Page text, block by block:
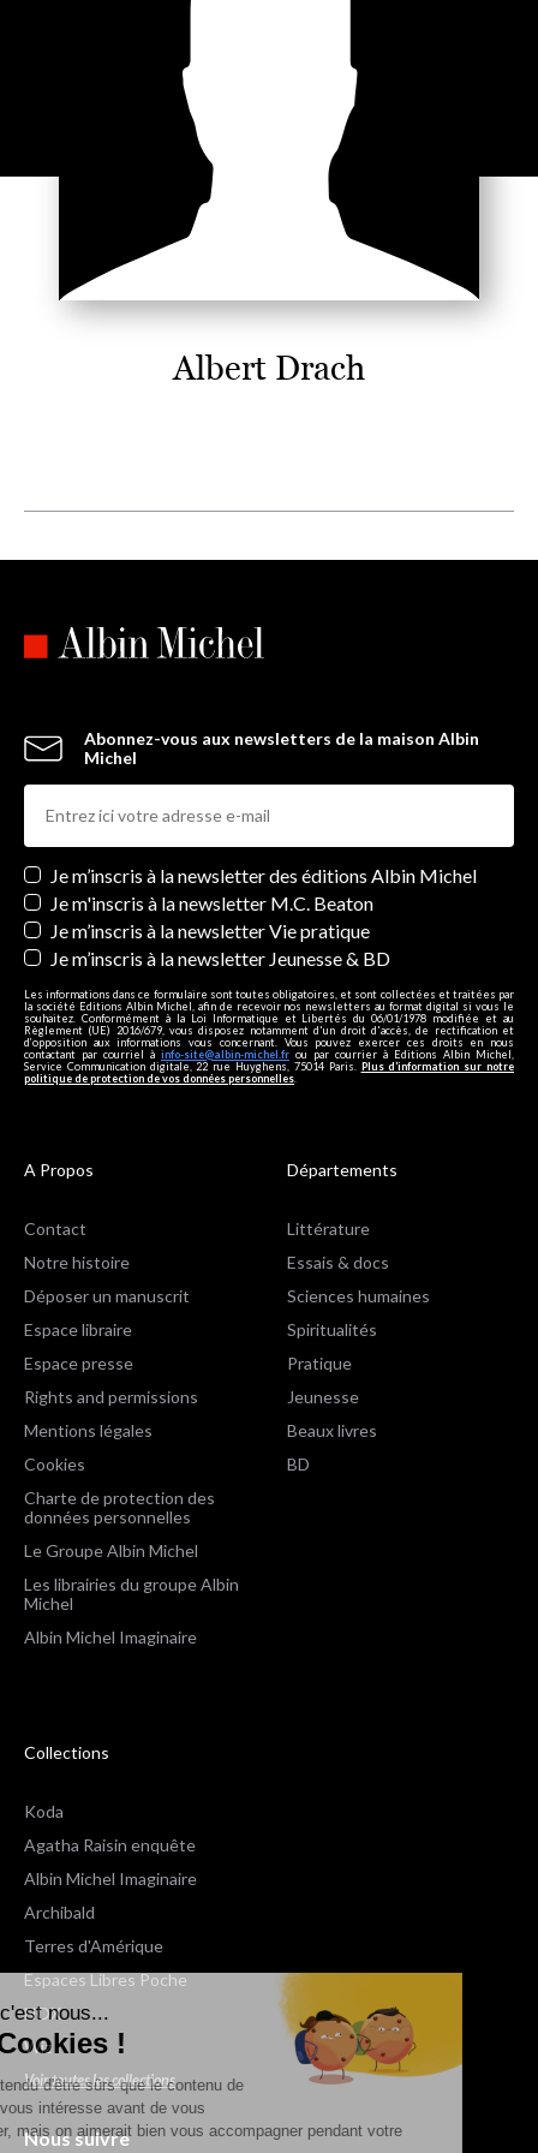
Salut c'est nous...
les Cookies !
On a attendu d'être sûrs que le contenu de
ce site vous intéresse avant de vous
déranger, mais on aimerait bien vous accompagner pendant votre
Albert Drach
Abonnez-vous aux newsletters de la maison Albin
Michel
Newsletters
Je m’inscris à la newsletter des éditions Albin Michel
Je m'inscris à la newsletter M.C. Beaton
Je m’inscris à la newsletter Vie pratique
Je m’inscris à la newsletter Jeunesse & BD
Les informations dans ce formulaire sont toutes obligatoires, et sont collectées et traitées par
la société Editions Albin Michel, afin de recevoir nos newsletters au format digital si vous le
souhaitez. Conformément à la Loi Informatique et Libertés du 06/01/1978 modifiée et au
Règlement (UE) 2016/679, vous disposez notamment d'un droit d'accès, de rectification et
d’opposition aux informations vous concernant. Vous pouvez exercer ces droits en nous
contactant par courriel à info-site@albin-michel.fr ou par courrier à Editions Albin Michel,
Service Communication digitale, 22 rue Huyghens, 75014 Paris. Plus d’information sur notre
politique de protection de vos données personnelles
A Propos
Contact
Notre histoire
Déposer un manuscrit
Espace libraire
Espace presse
Rights and permissions
Mentions légales
Cookies
Charte de protection des
données personnelles
Le Groupe Albin Michel
Les librairies du groupe Albin
Michel
Albin Michel Imaginaire
Départements
Littérature
Essais & docs
Sciences humaines
Spiritualités
Pratique
Jeunesse
Beaux livres
BD
Collections
Koda
Agatha Raisin enquête
Albin Michel Imaginaire
Archibald
Terres d'Amérique
Espaces Libres Poche
NOX
Wiz
Voir toutes les collections
Nous suivre